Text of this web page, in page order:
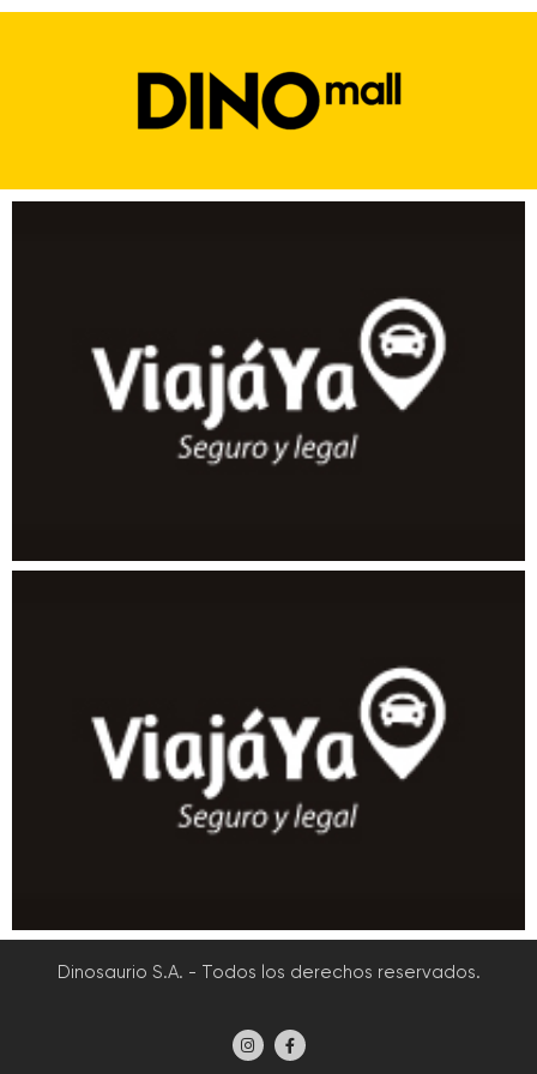
Dinosaurio S.A. - Todos los derechos reservados.